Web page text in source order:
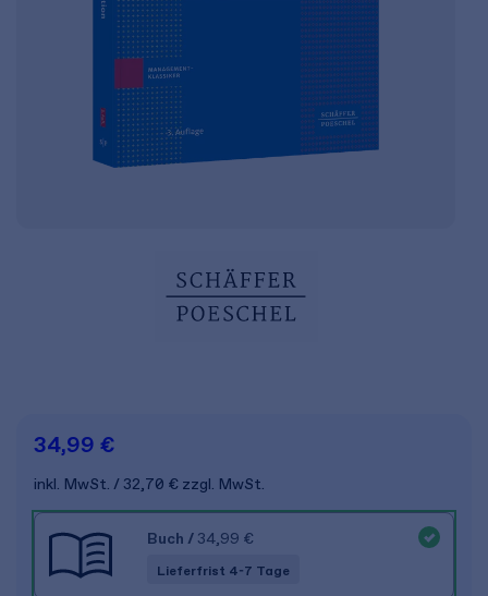
34,99 €
inkl. MwSt. 32,70 € zzgl. MwSt.
Buch / 34,99 €
Lieferfrist 4-7 Tage